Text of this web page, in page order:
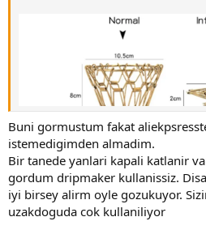
Buni gormustum fakat
istemedigimden almadim.
Bir tanede yanlari kapali katlanir
gordum dripmaker kullanissiz.
iyi birsey alirm oyle gozukuyor.
uzakdoguda cok kullaniliyor